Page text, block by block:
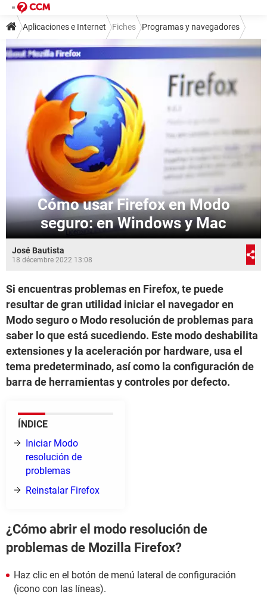
Aplicaciones e Internet Fiches Programas y navegadores
Navegadores Mozilla Firefox
Cómo usar Firefox en Modo
seguro: en Windows y Mac
José Bautista
18 décembre 2022 13:08
Si encuentras problemas en Firefox, te puede
resultar de gran utilidad iniciar el navegador en
Modo seguro o Modo resolución de problemas para
saber lo que está sucediendo. Este modo deshabilita
extensiones y la aceleración por hardware, usa el
tema predeterminado, así como la configuración de
barra de herramientas y controles por defecto.
ÍNDICE
Iniciar Modo
resolución de
problemas
Reinstalar Firefox
¿Cómo abrir el modo resolución de
problemas de Mozilla Firefox?
Haz clic en el botón de menú lateral de configuración
(icono con las líneas).